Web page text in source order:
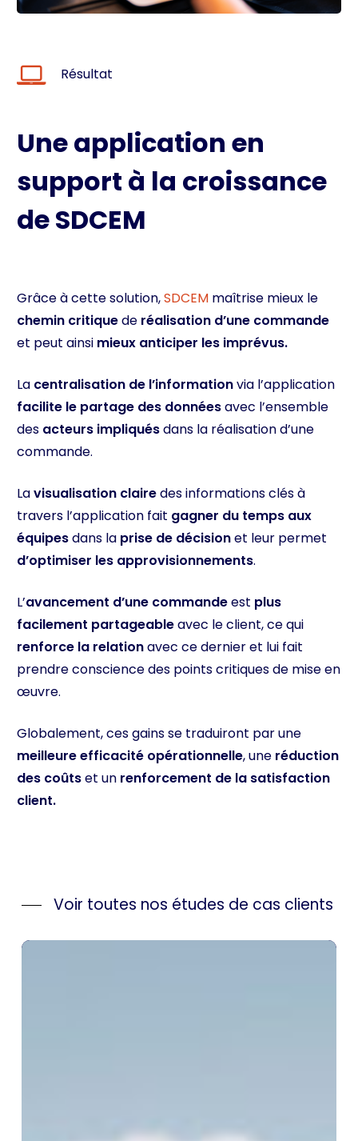
Résultat
Une application en
support à la croissance
de SDCEM
Grâce à cette solution,SDCEM maîtrise mieux le
chemin critiquede réalisation d’une commande
et peut ainsi mieux anticiper les imprévus.
La centralisation de l’informationvia l’application
facilite le partage des donnéesavec l’ensemble
des acteurs impliquésdans la réalisation d’une
commande.
Lavisualisation clairedes informations clés à
travers l’application fait gagner du temps aux
équipesdans la prise de décisionet leur permet
d’optimiser les approvisionnements.
L’avancement d’une commandeest plus
facilement partageableavec le client, ce qui
renforce la relationavec ce dernier et lui fait
prendre conscience des points critiques de mise en
œuvre.
Globalement, ces gains se traduiront par une
meilleure efficacité opérationnelle, une réduction
des coûtset un renforcement de la satisfaction
client.
Voir toutes nos études de cas clients